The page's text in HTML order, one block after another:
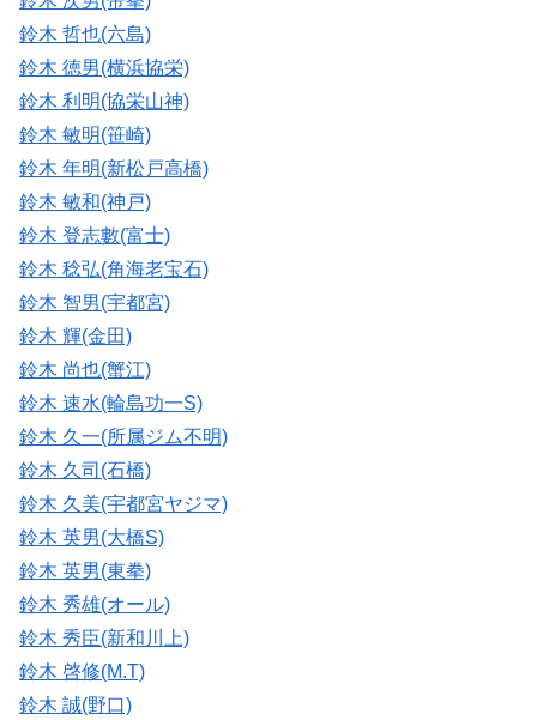
鈴木 哲也(六島)
鈴木 徳男(横浜協栄)
鈴木 利明(協栄山神)
鈴木 敏明(笹崎)
鈴木 年明(新松戸高橋)
鈴木 敏和(神戸)
鈴木 登志數(富士)
鈴木 稔弘(角海老宝石)
鈴木 智男(宇都宮)
鈴木 輝(金田)
鈴木 尚也(蟹江)
鈴木 速水(輪島功一S)
鈴木 久一(所属ジム不明)
鈴木 久司(石橋)
鈴木 久美(宇都宮ヤジマ)
鈴木 英男(大橋S)
鈴木 英男(東拳)
鈴木 秀雄(オール)
鈴木 秀臣(新和川上)
鈴木 啓修(M.T)
鈴木 誠(野口)